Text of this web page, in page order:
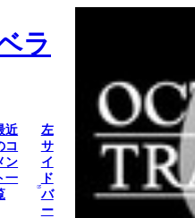
ラ
近
コ
ン
一
左
サ
イ
ド
バ
ー